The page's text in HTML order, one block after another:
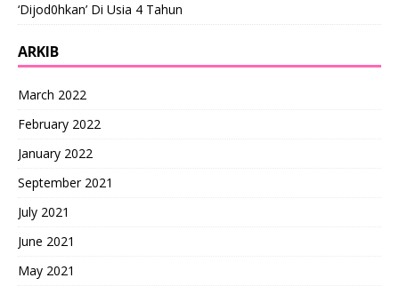
‘Dijod0hkan’ Di Usia 4 Tahun
ARKIB
March 2022
February 2022
January 2022
September 2021
July 2021
June 2021
May 2021